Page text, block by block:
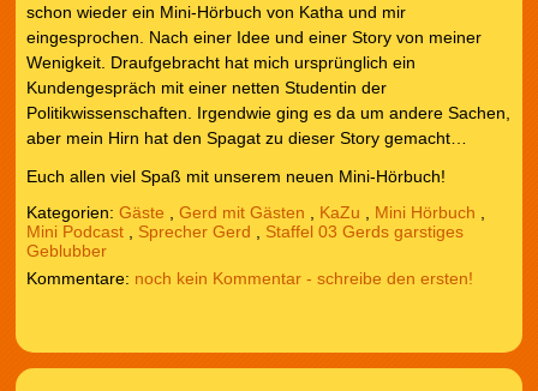
schon wieder ein Mini-Hörbuch von Katha und mir
eingesprochen. Nach einer Idee und einer Story von meiner
Wenigkeit. Draufgebracht hat mich ursprünglich ein
Kundengespräch mit einer netten Studentin der
Politikwissenschaften. Irgendwie ging es da um andere Sachen,
aber mein Hirn hat den Spagat zu dieser Story gemacht…
Euch allen viel Spaß mit unserem neuen Mini-Hörbuch!
Kategorien: Gäste Gerd mit Gästen KaZu Mini Hörbuch
Mini Podcast, Sprecher Gerd
Staffel 03 Gerds garstiges
Geblubber
noch kein Kommentar - schreibe den ersten!